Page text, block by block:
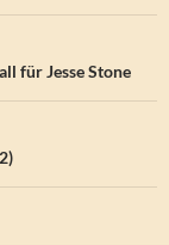
für Jesse Stone